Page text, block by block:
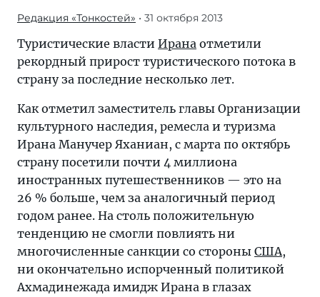
Редакция «Тонкостей» • 31 октября 2013
Туристические власти Ирана отметили
рекордный прирост туристического потока в
страну за последние несколько лет.
Как отметил заместитель главы Организации
культурного наследия, ремесла и туризма
Ирана Манучер Яханиан, с марта по октябрь
страну посетили почти 4 миллиона
иностранных путешественников — это на
26 % больше, чем за аналогичный период
годом ранее. На столь положительную
тенденцию не смогли повлиять ни
многочисленные санкции со стороны США,
ни окончательно испорченный политикой
Ахмадинежада имидж Ирана в глазах